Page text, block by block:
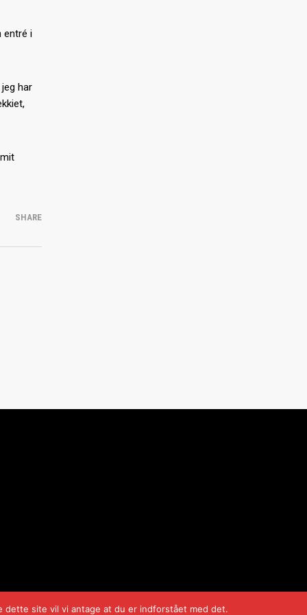
entré i
har
SHARE
site vil vi antage at du er indforstået med det.